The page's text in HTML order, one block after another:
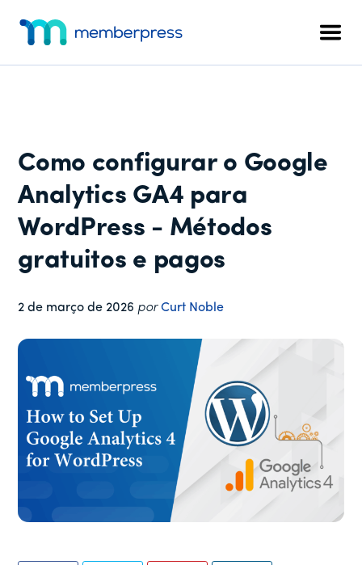
para
conteúdo
para
barra
para
rodapé
adicional
completo
para
WordPress
Como configurar o Google
Analytics GA4 para
WordPress - Métodos
gratuitos e pagos
2 de março de 2026 porCurt Noble